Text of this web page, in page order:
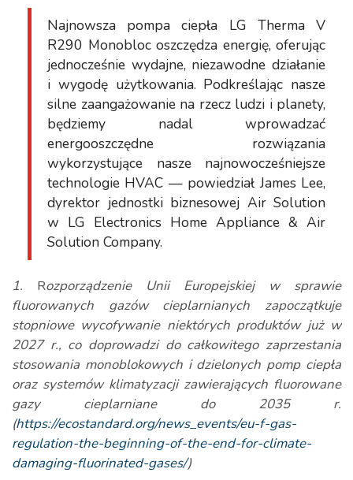
Najnowsza pompa ciepła LG Therma V
R290 Monobloc oszczędza energię, oferując
jednocześnie wydajne, niezawodne działanie
i wygodę użytkowania. Podkreślając nasze
silne zaangażowanie na rzecz ludzi i planety,
będziemy nadal wprowadzać
energooszczędne rozwiązania
wykorzystujące nasze najnowocześniejsze
technologie HVAC — powiedział James Lee,
dyrektor jednostki biznesowej Air Solution
w LG Electronics Home Appliance & Air
Solution Company.
1. Rozporządzenie Unii Europejskiej w sprawie
fluorowanych gazów cieplarnianych zapoczątkuje
stopniowe wycofywanie niektórych produktów już w
2027 r., co doprowadzi do całkowitego zaprzestania
stosowania monoblokowych i dzielonych pomp ciepła
oraz systemów klimatyzacji zawierających fluorowane
gazy cieplarniane do 2035 r.
(https://ecostandard.org/news_events/eu-f-gas-
regulation-the-beginning-of-the-end-for-climate-
damaging-fluorinated-gases/)